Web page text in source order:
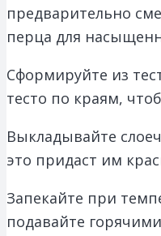
предварительно
перца для
Сформируйте из
тесто по краям,
Выкладывайте
это придаст им
Запекайте при
подавайте